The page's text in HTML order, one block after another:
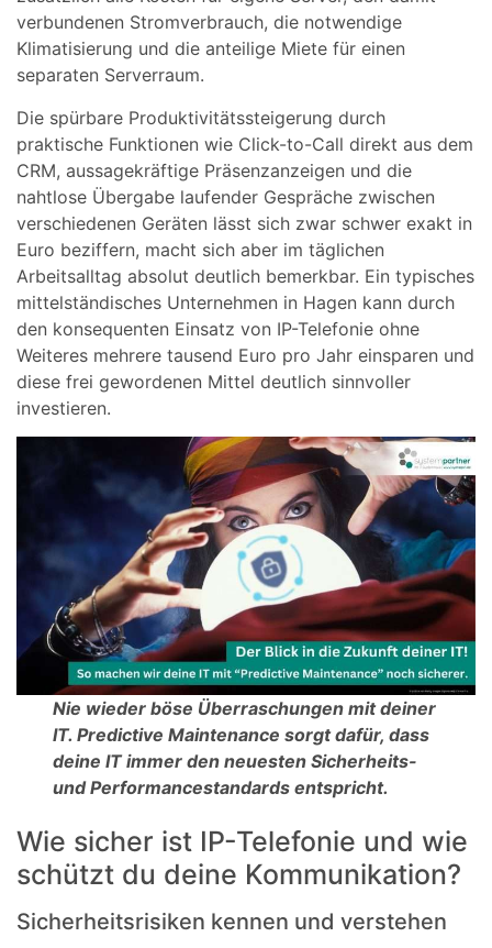
verbundenen Stromverbrauch, die notwendige
Klimatisierung und die anteilige Miete für einen
separaten Serverraum.
Die spürbare Produktivitätssteigerung durch
praktische Funktionen wie Click-to-Call direkt aus dem
CRM, aussagekräftige Präsenzanzeigen und die
nahtlose Übergabe laufender Gespräche zwischen
verschiedenen Geräten lässt sich zwar schwer exakt in
Euro beziffern, macht sich aber im täglichen
Arbeitsalltag absolut deutlich bemerkbar. Ein typisches
mittelständisches Unternehmen in Hagen kann durch
den konsequenten Einsatz von IP-Telefonie ohne
Weiteres mehrere tausend Euro pro Jahr einsparen und
diese frei gewordenen Mittel deutlich sinnvoller
investieren.
Nie wieder böse Überraschungen mit deiner
IT. Predictive Maintenance sorgt dafür, dass
deine IT immer den neuesten Sicherheits-
und Performancestandards entspricht.
Wie sicher ist IP-Telefonie und wie
schützt du deine Kommunikation?
Sicherheitsrisiken kennen und verstehen